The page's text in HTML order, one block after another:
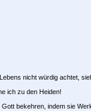
nicht würdig achtet,
ich zu den Heiden!
bekehren, indem sie